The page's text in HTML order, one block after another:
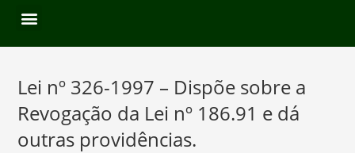
Lei nº 326-1997 – Dispõe sobre a
Revogação da Lei nº 186.91 e dá
outras providências.